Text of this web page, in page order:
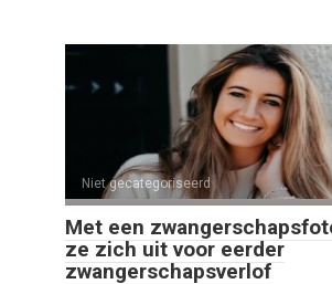
Niet gecategoriseerd
Met een
ze zich uit voor eerder
zwangerschapsverlof